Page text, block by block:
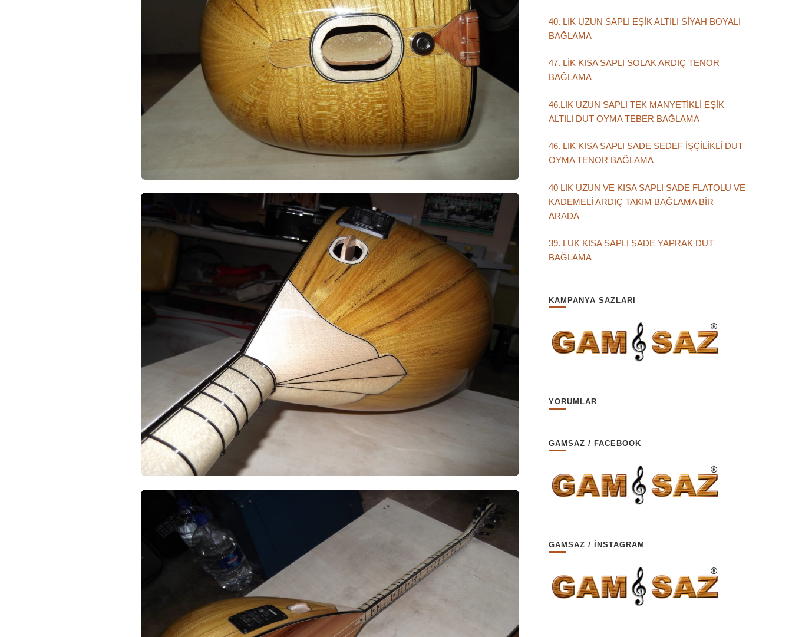
40. LIK UZUN SAPLI EŞİK ALTILI SİYAH BOYALI
BAĞLAMA
47. LİK KISA SAPLI SOLAK ARDIÇ TENOR
BAĞLAMA
46.LIK UZUN SAPLI TEK MANYETİKLİ EŞİK
ALTILI DUT OYMA TEBER BAĞLAMA
46. LIK KISA SAPLI SADE SEDEF İŞÇİLİKLİ DUT
OYMA TENOR BAĞLAMA
40 LIK UZUN VE KISA SAPLI SADE FLATOLU VE
KADEMELİ ARDIÇ TAKIM BAĞLAMA BİR
ARADA
39. LUK KISA SAPLI SADE YAPRAK DUT
BAĞLAMA
KAMPANYA SAZLARI
YORUMLAR
GAMSAZ / FACEBOOK
GAMSAZ / İNSTAGRAM